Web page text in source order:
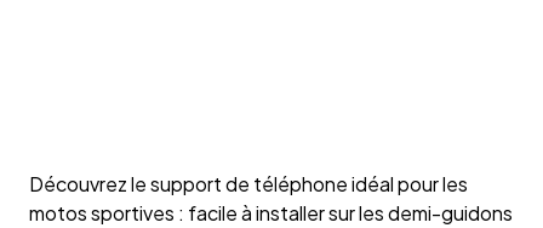
Découvrez le support de téléphone idéal pour les
motos sportives : facile à installer sur les demi-guidons